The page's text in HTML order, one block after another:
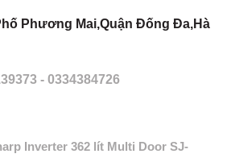
Phương Mai,Quận Đống Đa,Hà
- 0334384726
Inverter 362 lít Multi Door SJ-